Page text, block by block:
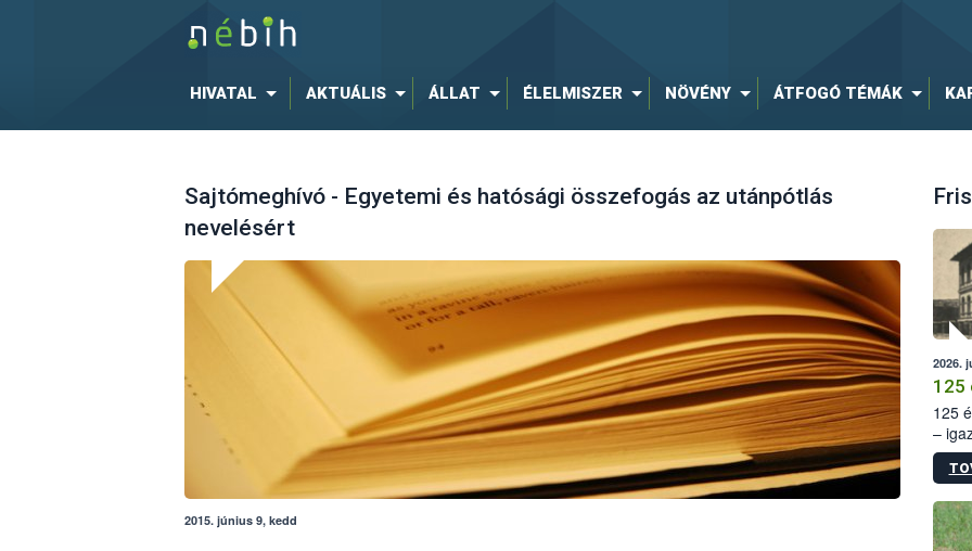
HIVATAL AKTUÁLIS ÁLLAT ÉLELMISZER NÖVÉNY ÁTFOGÓ TÉMÁK
Sajtómeghívó - Egyetemi és hatósági összefogás az utánpótlás
nevelésért
2015. június 9, kedd
2026.
125
125
–
15.